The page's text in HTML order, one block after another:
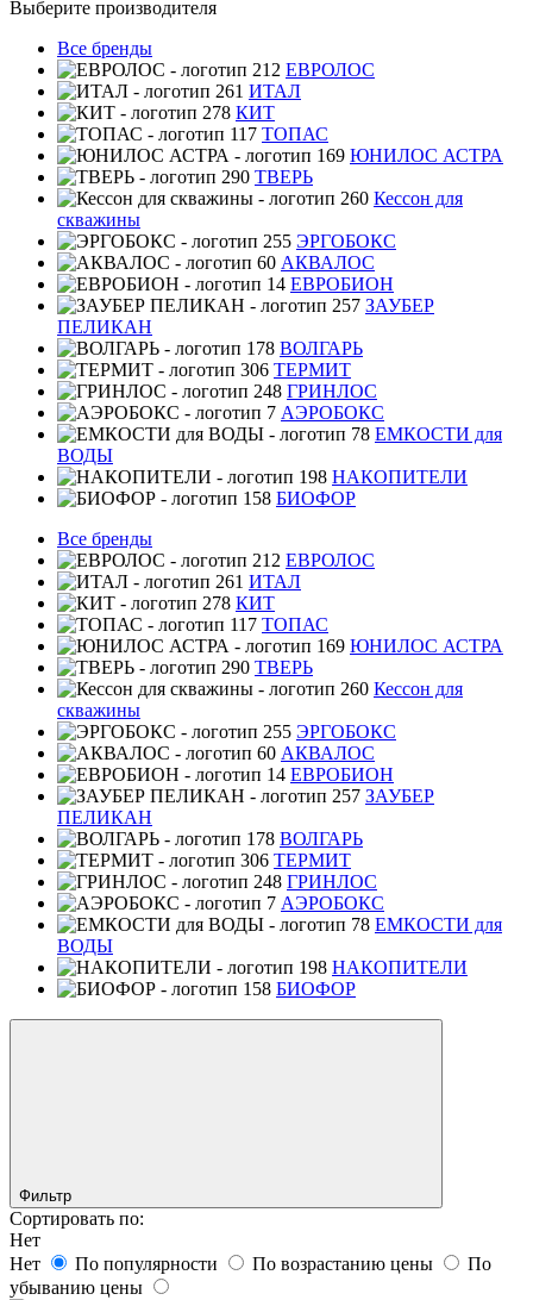
Выберите производителя
Все бренды
ЕВРОЛОС
ИТАЛ
КИТ
ТОПАС
ЮНИЛОС АСТРА
ТВЕРЬ
Кессон для
скважины
ЭРГОБОКС
АКВАЛОС
ЕВРОБИОН
ЗАУБЕР
ПЕЛИКАН
ВОЛГАРЬ
ТЕРМИТ
ГРИНЛОС
АЭРОБОКС
ЕМКОСТИ для
ВОДЫ
НАКОПИТЕЛИ
БИОФОР
Все бренды
ЕВРОЛОС
ИТАЛ
КИТ
ТОПАС
ЮНИЛОС АСТРА
ТВЕРЬ
Кессон для
скважины
ЭРГОБОКС
АКВАЛОС
ЕВРОБИОН
ЗАУБЕР
ПЕЛИКАН
ВОЛГАРЬ
ТЕРМИТ
ГРИНЛОС
АЭРОБОКС
ЕМКОСТИ для
ВОДЫ
НАКОПИТЕЛИ
БИОФОР
Фильтр
Сортировать по:
Нет
Нет
По популярности По возрастанию цены
По
убыванию цены